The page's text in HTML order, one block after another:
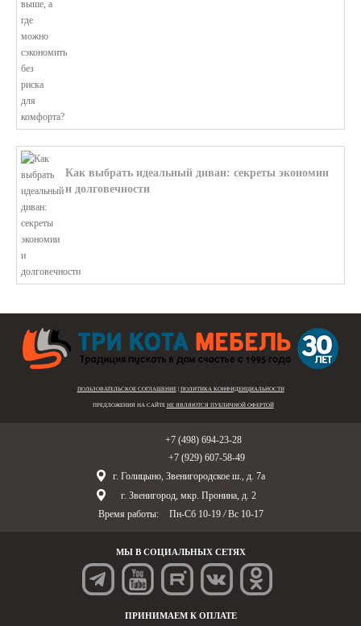
Как выбрать идеальный диван: секреты экономии
и долговечности
ПОЛЬЗОВАТЕЛЬСКОЕ СОГЛАШЕНИЕ| ПОЛИТИКА КОНФИДЕНЦИАЛЬНОСТИ
ПРЕДЛОЖЕНИЯ НА САЙТЕ НЕ ЯВЛЯЮТСЯ ПУБЛИЧНОЙ ОФЕРТОЙ
+7 (498) 694-23-28
+7 (929) 607-58-49
г. Голицыно, Звенигородское ш., д. 7а
г. Звенигород, мкр. Пронина, д. 2
Время работы:
Пн-Сб 10-19 / Вс 10-17
МЫ В СОЦИАЛЬНЫХ СЕТЯХ
ПРИНИМАЕМ К ОПЛАТЕ